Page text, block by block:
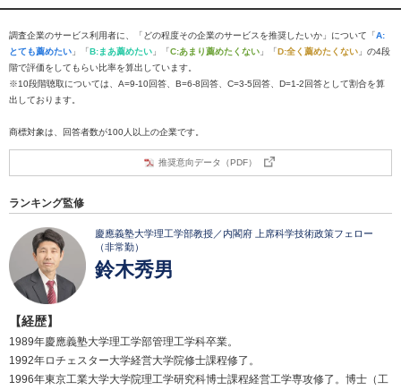
調査企業のサービス利用者に、「どの程度その企業のサービスを推奨したいか」について「A:
とても薦めたい 」「B:まあ薦めたい 」「C:あまり薦めたくない 」「D:全く薦めたくない 」の4段
階で評価をしてもらい比率を算出しています。
※10段階聴取については、A=9-10回答、B=6-8回答、C=3-5回答、D=1-2回答として割合を算
出しております。
商標対象は、回答者数が100人以上の企業です。
推奨意向データ（PDF）
ランキング監修
慶應義塾大学理工学部教授／内閣府 上席科学技術政策フェロー
（非常勤）
鈴木秀男
【経歴】
1989年慶應義塾大学理工学部管理工学科卒業。
1992年ロチェスター大学経営大学院修士課程修了。
1996年東京工業大学大学院理工学研究科博士課程経営工学専攻修了。博士（工